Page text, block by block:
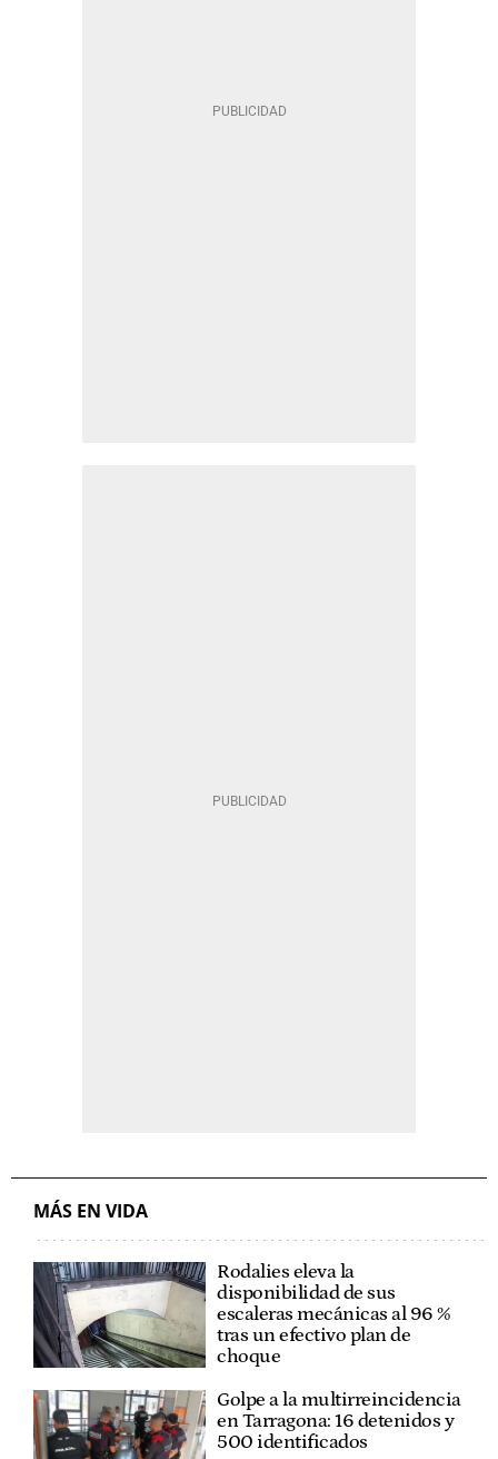
MÁS EN VIDA
Rodalies eleva la
disponibilidad de sus
escaleras mecánicas al 96 %
tras un efectivo plan de
choque
Golpe a la multirreincidencia
en Tarragona: 16 detenidos y
500 identificados